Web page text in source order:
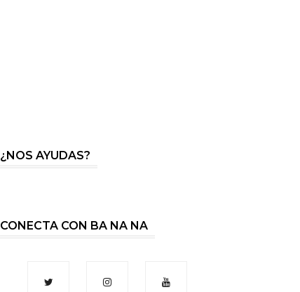
¿NOS AYUDAS?
CONECTA CON BA NA NA